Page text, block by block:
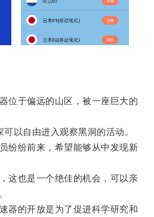
于偏远的山区，被一座巨大的
自由进入观察黑洞的活动。
纷前来，希望能够从中发现新
也是一个绝佳的机会，可以亲
的开放是为了促进科学研究和